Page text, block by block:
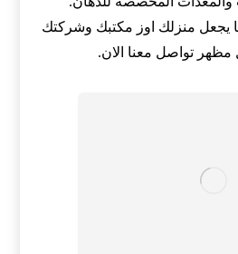
يجعل منزلك اوز مكتبك وشركتك
مظهر تواصل معنا الان.